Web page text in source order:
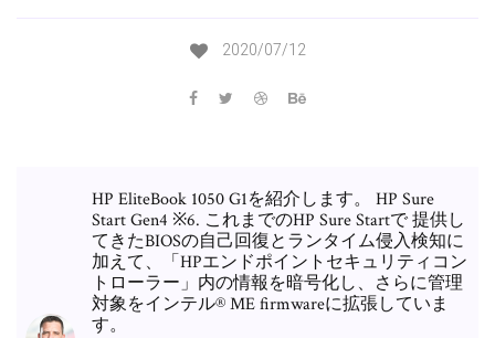
2020/07/12
HP EliteBook 1050 G1を紹介します。 HP Sure
Start Gen4 ※6. これまでのHP Sure Startで 提供し
てきたBIOSの自己回復とランタイム侵入検知に
加えて、「HPエンドポイントセキュリティコン
トローラー」内の情報を暗号化し、さらに管理
対象をインテル® ME firmwareに拡張していま
す。